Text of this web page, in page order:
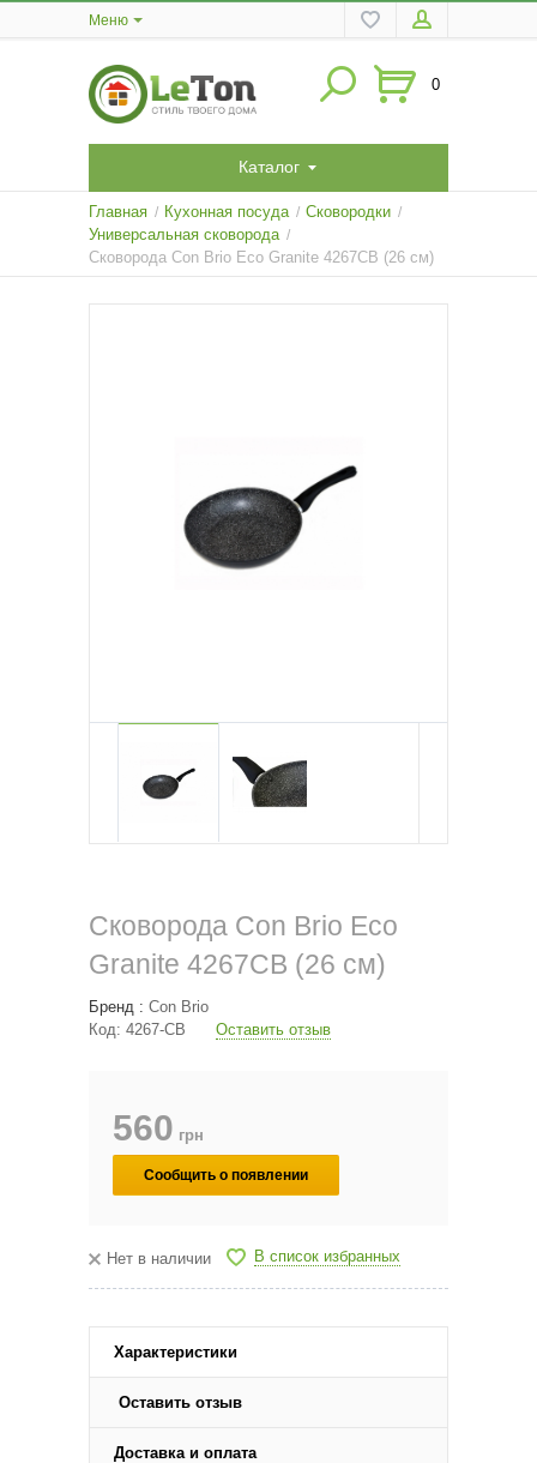
Меню
0
Каталог
Главная / Кухонная посуда / Сковородки /
Универсальная сковорода /
Сковорода Con Brio Eco Granite 4267СВ (26 см)
Сковорода Con Brio Eco
Granite 4267СВ (26 см)
Бренд : Con Brio
Код: 4267-СВ Оставить отзыв
560 грн
Сообщить о появлении
Нет в наличии В список избранных
Характеристики
Оставить отзыв
Доставка и оплата